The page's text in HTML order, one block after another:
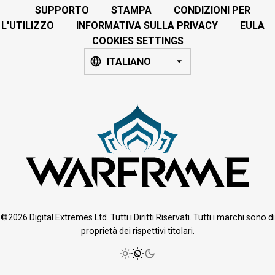
SUPPORTO STAMPA
CONDIZIONI PER
L'UTILIZZO
INFORMATIVA SULLA PRIVACY
EULA
COOKIES SETTINGS
ITALIANO
©2026 Digital Extremes Ltd. Tutti i Diritti Riservati. Tutti i marchi sono di
proprietà dei rispettivi titolari.